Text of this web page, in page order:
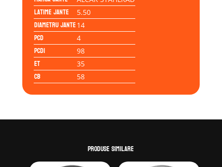
Latime jante 5.50
Diametru jante14
PCD 4
PCD1 98
ET 35
CB 58
Produse similare